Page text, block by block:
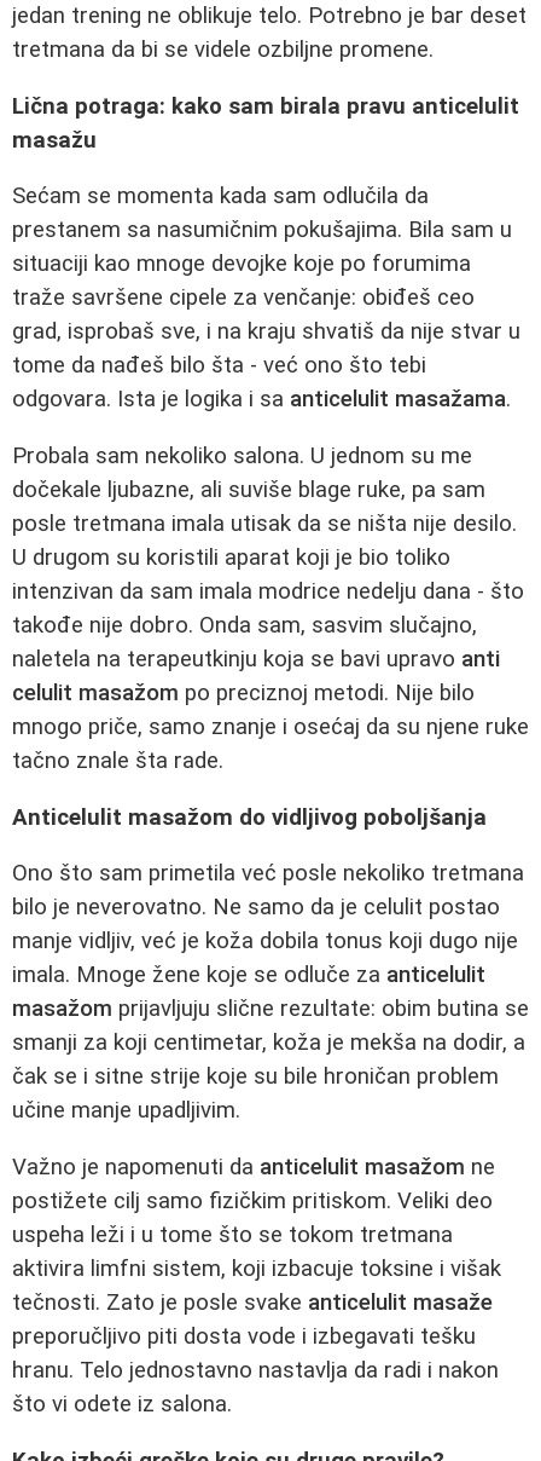
jedan trening ne oblikuje telo. Potrebno je bar deset
tretmana da bi se videle ozbiljne promene.
Lična potraga: kako sam birala pravu anticelulit
masažu
Sećam se momenta kada sam odlučila da
prestanem sa nasumičnim pokušajima. Bila sam u
situaciji kao mnoge devojke koje po forumima
traže savršene cipele za venčanje: obiđeš ceo
grad, isprobaš sve, i na kraju shvatiš da nije stvar u
tome da nađeš bilo šta - već ono što tebi
odgovara. Ista je logika i sa anticelulit masažama.
Probala sam nekoliko salona. U jednom su me
dočekale ljubazne, ali suviše blage ruke, pa sam
posle tretmana imala utisak da se ništa nije desilo.
U drugom su koristili aparat koji je bio toliko
intenzivan da sam imala modrice nedelju dana - što
takođe nije dobro. Onda sam, sasvim slučajno,
naletela na terapeutkinju koja se bavi upravo anti
celulit masažom po preciznoj metodi. Nije bilo
mnogo priče, samo znanje i osećaj da su njene ruke
tačno znale šta rade.
Anticelulit masažom do vidljivog poboljšanja
Ono što sam primetila već posle nekoliko tretmana
bilo je neverovatno. Ne samo da je celulit postao
manje vidljiv, već je koža dobila tonus koji dugo nije
imala. Mnoge žene koje se odluče za anticelulit
masažom prijavljuju slične rezultate: obim butina se
smanji za koji centimetar, koža je mekša na dodir, a
čak se i sitne strije koje su bile hroničan problem
učine manje upadljivim.
Važno je napomenuti da anticelulit masažom ne
postižete cilj samo fizičkim pritiskom. Veliki deo
uspeha leži i u tome što se tokom tretmana
aktivira limfni sistem, koji izbacuje toksine i višak
tečnosti. Zato je posle svake anticelulit masaže
preporučljivo piti dosta vode i izbegavati tešku
hranu. Telo jednostavno nastavlja da radi i nakon
što vi odete iz salona.